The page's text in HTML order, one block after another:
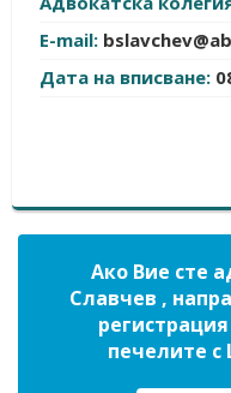
E-mail:
Дата на вписване:
Ако Вие сте
Славчев ,
печелите с